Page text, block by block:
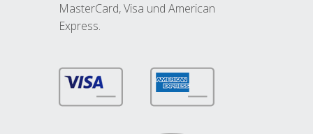
MasterCard, Visa und American
Express.